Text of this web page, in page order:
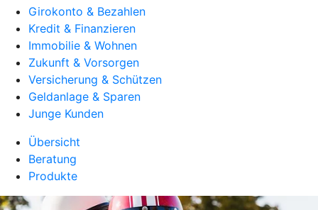
Girokonto & Bezahlen
Kredit & Finanzieren
Immobilie & Wohnen
Zukunft & Vorsorgen
Versicherung & Schützen
Geldanlage & Sparen
Junge Kunden
Übersicht
Beratung
Produkte